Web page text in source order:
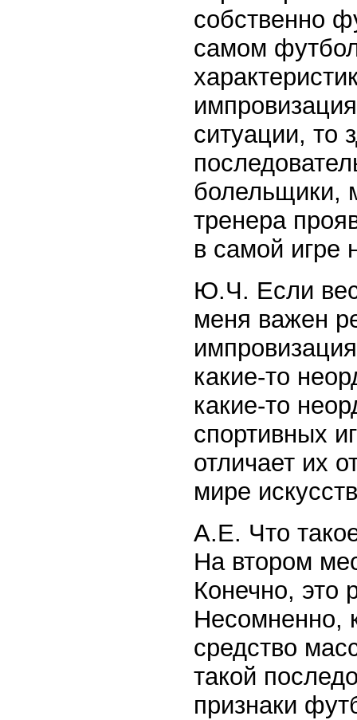
собственно
самом
ситуации, то
болельщики,
тренера
в самой игре
Ю.Ч. Если
меня важен
какие-то
какие-то
спортивных
отличает их
мире
А.Е. Что
На втором
Конечно, это
Несомненно,
средство
такой
признаки